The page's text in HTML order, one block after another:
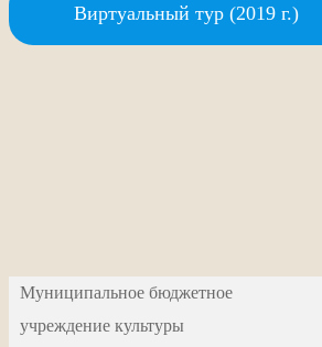
Виртуальный тур (2019 г.)
Муниципальное бюджетное
учреждение культуры